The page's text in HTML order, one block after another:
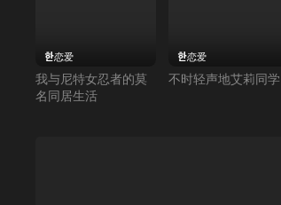
恋爱
我与尼特女忍者的莫
名同居生活
恋爱
不时轻声地艾莉同学